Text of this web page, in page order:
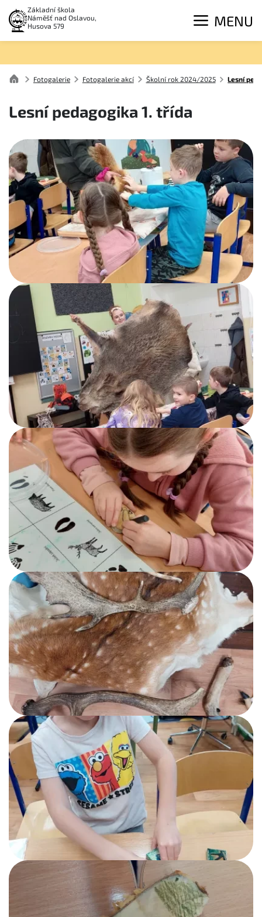
Základní škola
Náměšť nad Oslavou,
Husova 579
MENU
Fotogalerie Fotogalerie akcí Školní rok 2024/2025 Lesní
Lesní pedagogika 1. třída